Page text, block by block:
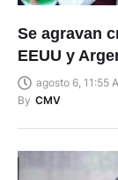
Se agravan
EEUU y
agosto 6, 11:55
By